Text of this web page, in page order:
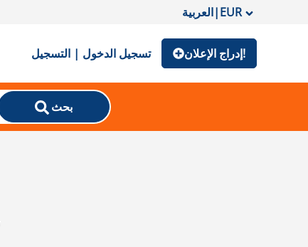
العربية|EUR
تسجيل الدخول | التسجيل إدراج الإعلان!
بحث